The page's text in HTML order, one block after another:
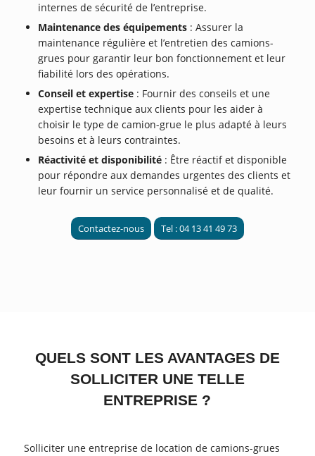
internes de sécurité de l’entreprise.
Maintenance des équipements : Assurer la
maintenance régulière et l’entretien des camions-
grues pour garantir leur bon fonctionnement et leur
fiabilité lors des opérations.
Conseil et expertise : Fournir des conseils et une
expertise technique aux clients pour les aider à
choisir le type de camion-grue le plus adapté à leurs
besoins et à leurs contraintes.
Réactivité et disponibilité : Être réactif et disponible
pour répondre aux demandes urgentes des clients et
leur fournir un service personnalisé et de qualité.
Contactez-nous Tel : 04 13 41 49 73
QUELS SONT LES AVANTAGES DE
SOLLICITER UNE TELLE
ENTREPRISE ?
Solliciter une entreprise de location de camions-grues